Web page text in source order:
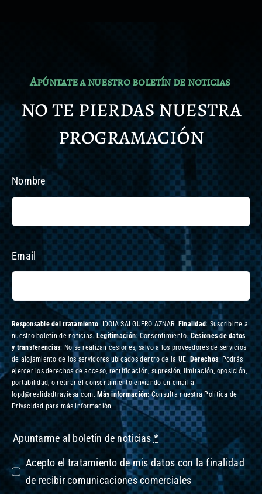
Apúntate a nuestro boletín de noticias
no te pierdas nuestra
programación
Nombre
Email
Responsable del tratamiento: IDOIA SALGUERO AZNAR. Finalidad: Suscribirte a
nuestro boletín de noticias.Legitimación: Consentimiento.Cesiones de datos
y transferencias: No se realizan cesiones, salvo a los proveedores de servicios
de alojamiento de los servidores ubicados dentro de la UE. Derechos: Podrás
ejercer los derechos de acceso, rectificación, supresión, limitación, oposición,
portabilidad, o retirar el consentimiento enviando un email a
lopd@realidadtraviesa.com. Más información:Consulta nuestra Política de
Privacidad para más información.
Apuntarme al boletín de noticias*
Acepto el tratamiento de mis datos con la finalidad
de recibir comunicaciones comerciales